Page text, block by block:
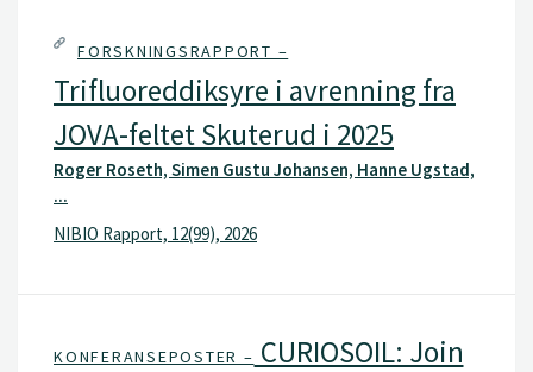
FORSKNINGSRAPPORT –
Trifluoreddiksyre i avrenning fra
JOVA-feltet Skuterud i 2025
Roger Roseth, Simen Gustu Johansen, Hanne Ugstad,
...
NIBIO Rapport, 12(99), 2026
KONFERANSEPOSTER – CURIOSOIL: Join